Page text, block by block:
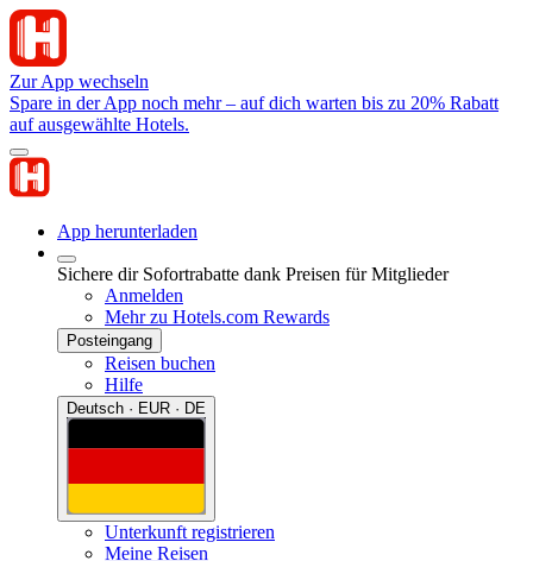
Zur App wechseln
Spare in der App noch mehr – auf dich warten bis zu 20% Rabatt
auf ausgewählte Hotels.
App herunterladen
Sichere dir Sofortrabatte dank Preisen für Mitglieder
Anmelden
Mehr zu Hotels.com Rewards
Posteingang
Reisen buchen
Hilfe
Deutsch · EUR · DE
Unterkunft registrieren
Meine Reisen